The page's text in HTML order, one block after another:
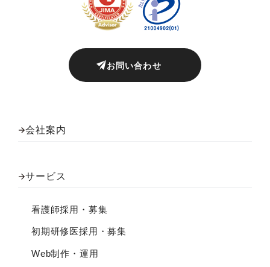
お問い合わせ
会社案内
サービス
看護師採用・募集
初期研修医採用・募集
Web制作・運用